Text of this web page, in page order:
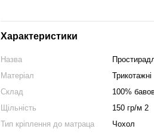
Характеристики
Назва
Матеріал
Трикотажні
Склад
100%
Щільність
150 гр/м 2
Тип кріплення до матраца
Чохол